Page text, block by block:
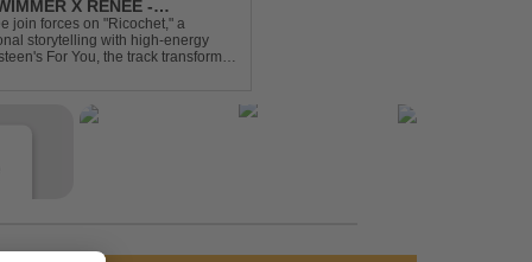
X RENEE -
join forces on "Ricochet," a
storytelling with high-energy
For You, the track transforms